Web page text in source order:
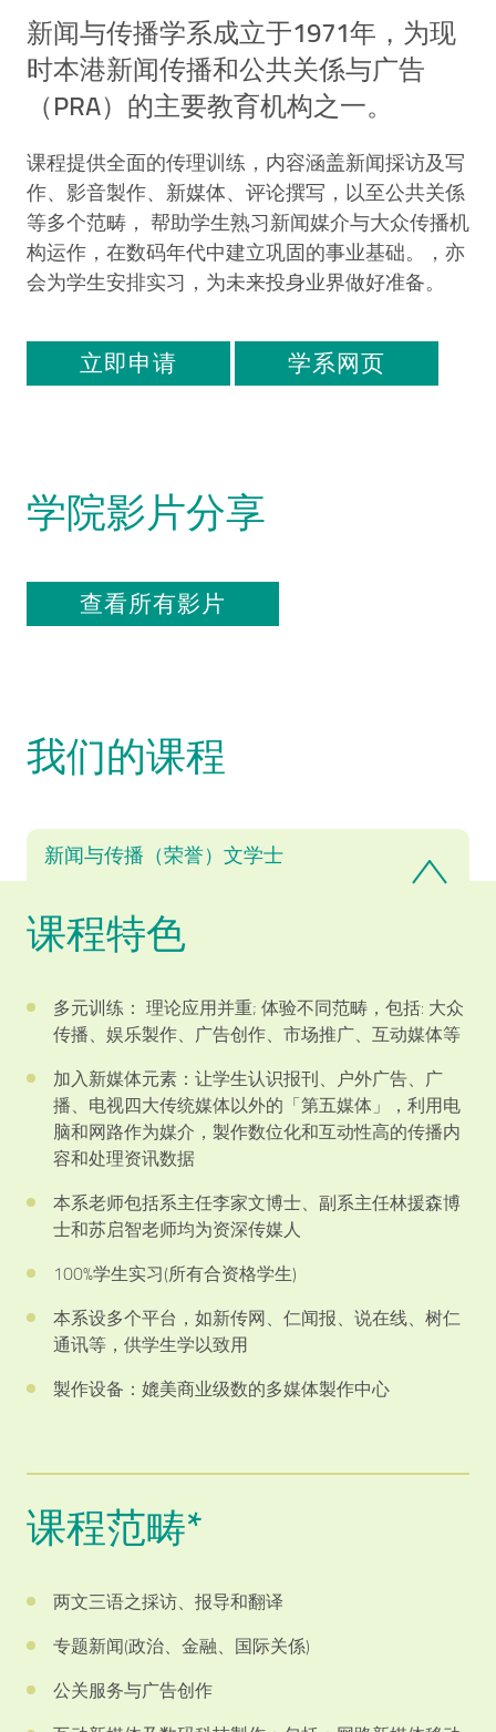
新闻与传播学系成立于1971年，为现
时本港新闻传播和公共关係与广告
（PRA）的主要教育机构之一。
课程提供全面的传理训练，内容涵盖新闻採访及写
作、影音製作、新媒体、评论撰写，以至公共关係
等多个范畴， 帮助学生熟习新闻媒介与大众传播机
构运作，在数码年代中建立巩固的事业基础。，亦
会为学生安排实习，为未来投身业界做好准备。
立即申请 学系网页
学院影片分享
查看所有影片
我们的课程
新闻与传播（荣誉）文学士
课程特色
多元训练： 理论应用并重; 体验不同范畴，包括: 大众
传播、娱乐製作、广告创作、市场推广、互动媒体等
加入新媒体元素：让学生认识报刊、户外广告、广
播、电视四大传统媒体以外的「第五媒体」，利用电
脑和网路作为媒介，製作数位化和互动性高的传播内
容和处理资讯数据
本系老师包括系主任李家文博士、副系主任林援森博
士和苏启智老师均为资深传媒人
100%学生实习(所有合资格学生)
本系设多个平台，如新传网、仁闻报、说在线、树仁
通讯等，供学生学以致用
製作设备：媲美商业级数的多媒体製作中心
课程范畴*
两文三语之採访、报导和翻译
专题新闻(政治、金融、国际关係)
公关服务与广告创作